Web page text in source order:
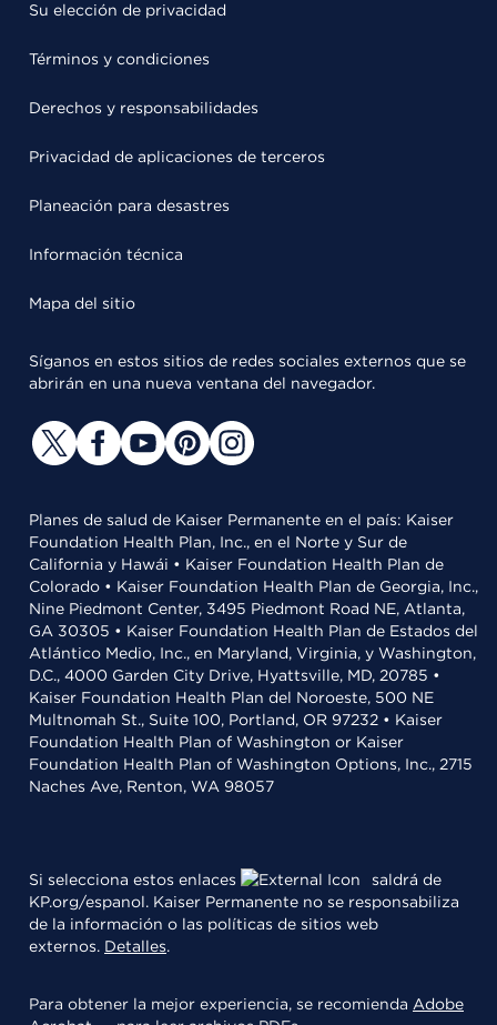
Su elección de privacidad
Términos y condiciones
Derechos y responsabilidades
Privacidad de aplicaciones de terceros
Planeación para desastres
Información técnica
Mapa del sitio
Síganos en estos sitios de redes sociales externos que se
abrirán en una nueva ventana del navegador.
Planes de salud de Kaiser Permanente en el país: Kaiser
Foundation Health Plan, Inc., en el Norte y Sur de
California y Hawái • Kaiser Foundation Health Plan de
Colorado • Kaiser Foundation Health Plan de Georgia, Inc.,
Nine Piedmont Center, 3495 Piedmont Road NE, Atlanta,
GA 30305 • Kaiser Foundation Health Plan de Estados del
Atlántico Medio, Inc., en Maryland, Virginia, y Washington,
D.C., 4000 Garden City Drive, Hyattsville, MD, 20785 •
Kaiser Foundation Health Plan del Noroeste, 500 NE
Multnomah St., Suite 100, Portland, OR 97232 • Kaiser
Foundation Health Plan of Washington or Kaiser
Foundation Health Plan of Washington Options, Inc., 2715
Naches Ave, Renton, WA 98057
Si selecciona estos enlaces
saldrá de
KP.org/espanol. Kaiser Permanente no se responsabiliza
de la información o las políticas de sitios web
externos. Detalles.
Para obtener la mejor experiencia, se recomienda Adobe